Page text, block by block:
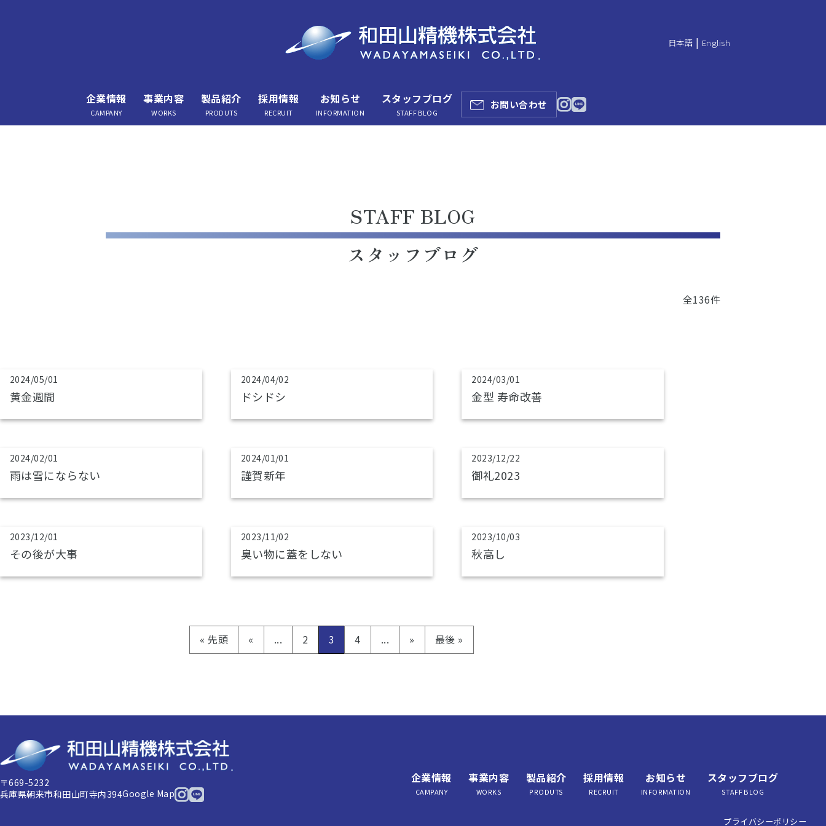
日本語 | English
企業情報
CAMPANY
事業内容
WORKS
製品紹介
PRODUTS
採用情報
RECRUIT
お知らせ
INFORMATION
スタッフブログ
STAFF BLOG
お問い合わせ
STAFF BLOG
スタッフブログ
全136件
2024/05/01
黄金週間
2024/04/02
ドシドシ
2024/03/01
金型 寿命改善
2024/02/01
雨は雪にならない
2024/01/01
謹賀新年
2023/12/22
御礼2023
2023/12/01
その後が大事
2023/11/02
臭い物に蓋をしない
2023/10/03
秋高し
« 先頭 « ... 2 3 4 ... » 最後 »
〒669-5232
兵庫県朝来市和田山町寺内394Google Map
企業情報
CAMPANY
事業内容
WORKS
製品紹介
PRODUTS
採用情報
RECRUIT
お知らせ
INFORMATION
スタッフブログ
STAFF BLOG
プライバシーポリシー